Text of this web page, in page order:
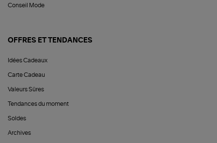
Conseil Mode
OFFRES ET TENDANCES
Idées Cadeaux
Carte Cadeau
Valeurs Sûres
Tendances du moment
Soldes
Archives